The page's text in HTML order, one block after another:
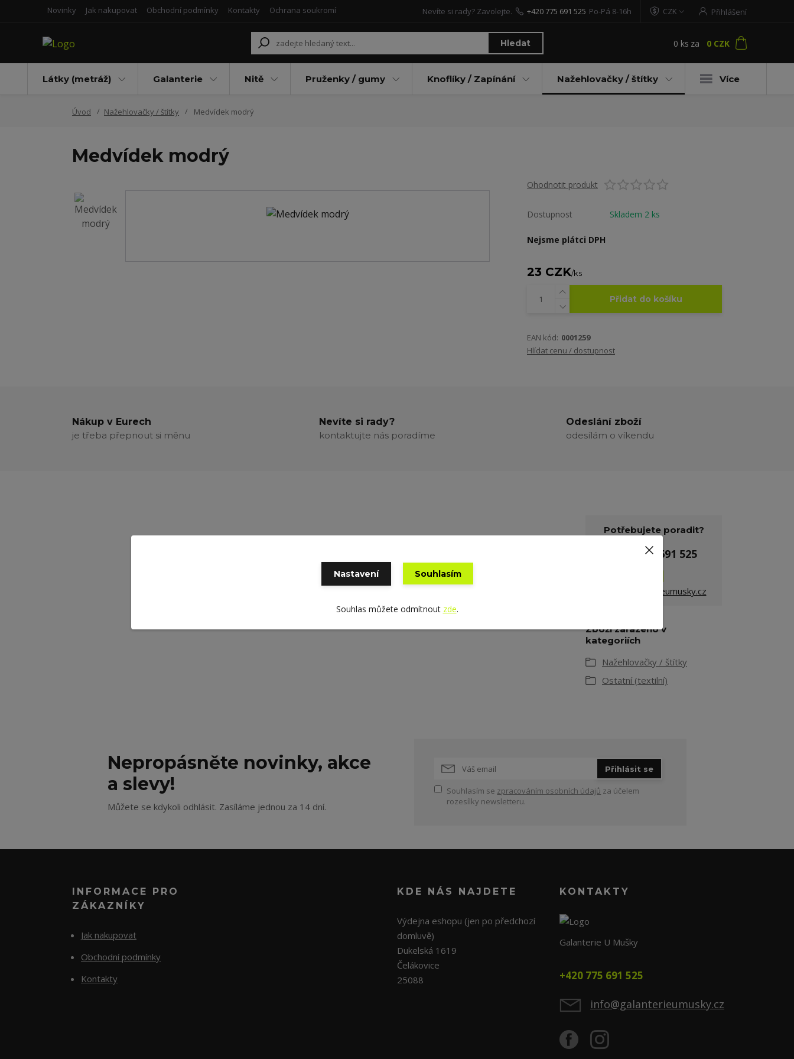
Novinky Jak nakupovat Obchodní podmínky Kontakty Ochrana soukromí CZK Přihlášení
Hledat
Nevíte si rady? Zavolejte. +420 775 691 525 Po-Pá 8-16h
0 ks za 0 CZK
Látky (metráž) Galanterie Nitě Pruženky / gumy Knoflíky / Zapínání Nažehlovačky / štítky Více
Úvod Nažehlovačky / štítky Medvídek modrý
Medvídek modrý
Ohodnotit produkt
Dostupnost Skladem 2 ks
Nejsme plátci DPH
23 CZK/ks
Přidat do košíku
EAN kód: 0001259
Hlídat cenu / dostupnost
Nákup v Eurech
je třeba přepnout si měnu
Nevíte si rady?
kontaktujte nás poradíme
Odeslání zboží
odesílám o víkendu
Potřebujete poradit?
+420 775 691 525
info@galanterieumusky.cz
Zboží zařazeno v
kategoriích
Nažehlovačky / štítky
Ostatní (textilní)
Nepropásněte novinky, akce
a slevy!
Můžete se kdykoli odhlásit. Zasíláme jednou za 14 dní.
Přihlásit se
Souhlasím se zpracováním osobních údajů za účelem
rozesílky newsletteru.
INFORMACE PRO
ZÁKAZNÍKY
Jak nakupovat
Obchodní podmínky
Kontakty
KDE NÁS NAJDETE
Výdejna eshopu (jen po předchozí
domluvě)
Dukelská 1619
Čelákovice
25088
KONTAKTY
Galanterie U Mušky
+420 775 691 525
info@galanterieumusky.cz
Nastavení Souhlasím
Souhlas můžete odmítnout zde.